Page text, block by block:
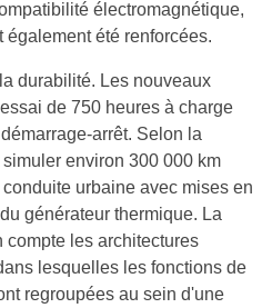
électromagnétique,
été renforcées.
durabilité. Les nouveaux
de 750 heures à charge
arrêt. Selon la
environ 300 000 km
urbaine avec mises en
générateur thermique. La
compte les architectures
lesquelles les fonctions de
regroupées au sein d'une